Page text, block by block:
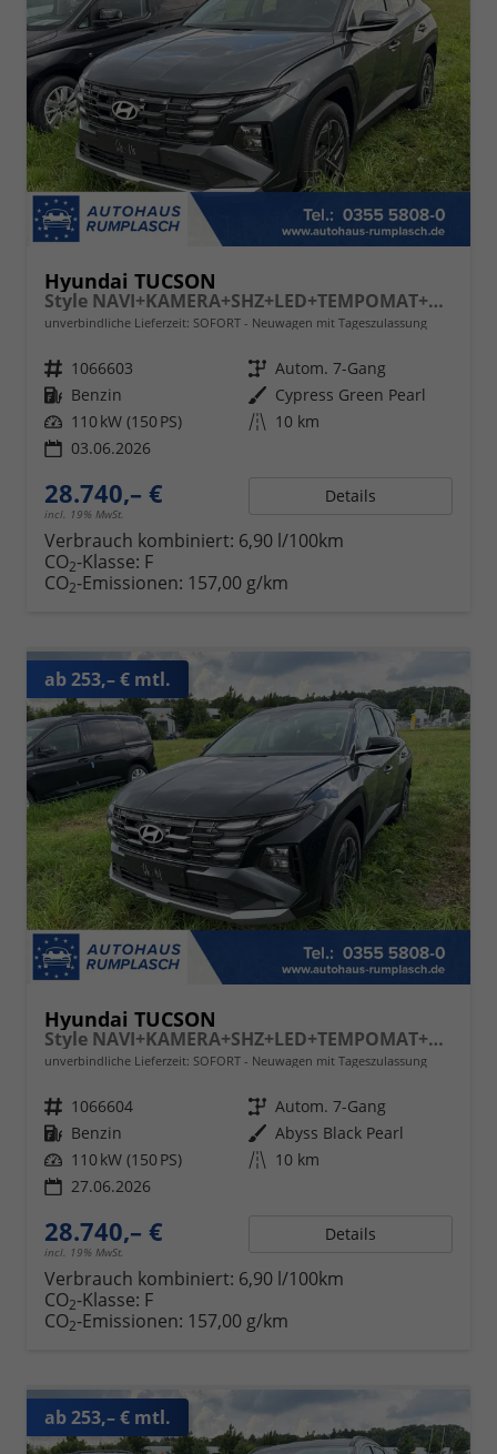
Hyundai TUCSON
Style NAVI+KAMERA+SHZ+LED+TEMPOMAT+17" ALU+PDC
unverbindliche Lieferzeit: SOFORT Neuwagen mit Tageszulassung
Fahrzeugnr. 1066603 Getriebe Autom. 7-Gang
Kraftstoff Benzin Außenfarbe Cypress Green Pearl
Leistung 110 kW (150 PS) Kilometerstand 10 km
03.06.2026
28.740,– €
incl. 19% MwSt.
Details
Verbrauch kombiniert: 6,90 l/100km
CO2-Klasse: F
CO2-Emissionen: 157,00 g/km
ab 253,– € mtl.
Hyundai TUCSON
Style NAVI+KAMERA+SHZ+LED+TEMPOMAT+17" ALU+PDC
unverbindliche Lieferzeit: SOFORT Neuwagen mit Tageszulassung
Fahrzeugnr. 1066604 Getriebe Autom. 7-Gang
Kraftstoff Benzin Außenfarbe Abyss Black Pearl
Leistung 110 kW (150 PS) Kilometerstand 10 km
27.06.2026
28.740,– €
incl. 19% MwSt.
Details
Verbrauch kombiniert: 6,90 l/100km
CO2-Klasse: F
CO2-Emissionen: 157,00 g/km
ab 253,– € mtl.